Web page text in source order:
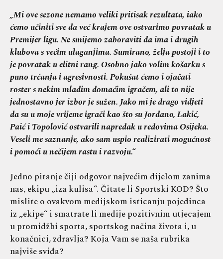
„Mi ove sezone nemamo veliki pritisak rezultata, iako
ćemo učiniti sve da već krajem ove ostvarimo povratak u
Premijer ligu. Ne smijemo zaboraviti da ima i drugih
klubova s većim ulaganjima. Sumirano, želja postoji i to
je povratak u elitni rang. Osobno jako volim košarku s
puno trčanja i agresivnosti. Pokušat ćemo i ojačati
roster s nekim mladim domaćim igračem, ali to nije
jednostavno jer izbor je sužen. Jako mi je drago vidjeti
da su u moje vrijeme igrači kao što su Jordano, Lakić,
Paić i Topolović ostvarili napredak u redovima Osijeka.
Veseli me saznanje, ako sam uspio realizirati mogućnost
i pomoći u nečijem rastu i razvoju.“
Jedno pitanje čiji odgovor najvećim dijelom zanima
nas, ekipu „iza kulisa“. Čitate li Sportski KOD? Što
mislite o ovakvom medijskom isticanju pojedinca
iz „ekipe“ i smatrate li medije pozitivnim utjecajem
u promidžbi sporta, sportskog načina života i, u
konačnici, zdravlja? Koja Vam se naša rubrika
najviše sviđa?